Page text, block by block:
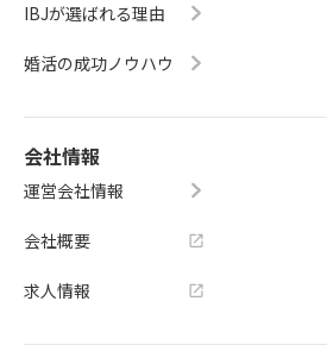
IBJが選ばれる理由
婚活の成功ノウハウ
会社情報
運営会社情報
会社概要
求人情報